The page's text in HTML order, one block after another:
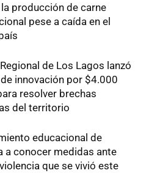
producción de carne
pese a caída en el
de Los Lagos lanzó
innovación por $4.000
resolver brechas
del territorio
educacional de
a conocer medidas ante
que se vivió este